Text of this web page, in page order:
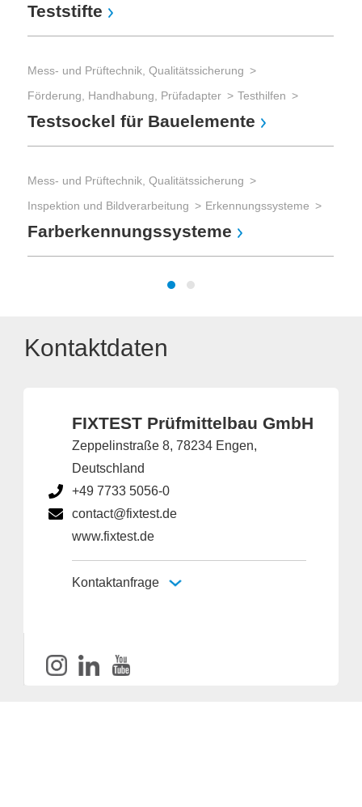
Teststifte
Mess- und Prüftechnik, Qualitätssicherung
Förderung, Handhabung, Prüfadapter
Testhilfen
Testsockel für Bauelemente
Mess- und Prüftechnik, Qualitätssicherung
Inspektion und Bildverarbeitung
Erkennungssysteme
Farberkennungssysteme
Kontaktdaten
FIXTEST Prüfmittelbau GmbH
Zeppelinstraße 8, 78234 Engen,
Deutschland
+49 7733 5056-0
contact@fixtest.de
www.fixtest.de
Kontaktanfrage